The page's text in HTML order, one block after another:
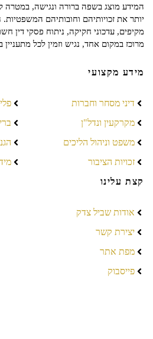
המידע מוצג בשפה ברורה ונגישה, במטרה
יותר את זכויותיהם וחובותיהם
מקיפים, עדכוני חקיקה, ניתוח פסקי דין
מרוכז במקום אחד, נגיש וזמין לכל
מידע מקצועי
דיני מסחר וחברות
מקרקעין ונדל"ן
משפט וניהול הליכים
זכויות הציבור
קצת עלינו
אודות שביל צדק
יצירת קשר
מפת אתר
פייסבוק